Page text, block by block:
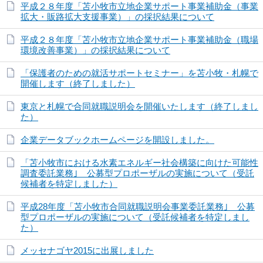
平成２８年度「苫小牧市立地企業サポート事業補助金（事業
拡大・販路拡大支援事業）」の採択結果について
平成２８年度「苫小牧市立地企業サポート事業補助金（職場
環境改善事業）」の採択結果について
「保護者のための就活サポートセミナー」を苫小牧・札幌で
開催します（終了しました）
東京と札幌で合同就職説明会を開催いたします（終了しまし
た）
企業データブックホームページを開設しました。
「苫小牧市における水素エネルギー社会構築に向けた可能性
調査委託業務｣ 公募型プロポーザルの実施について（受託
候補者を特定しました）
平成28年度「苫小牧市合同就職説明会事業委託業務｣ 公募
型プロポーザルの実施について（受託候補者を特定しまし
た）
メッセナゴヤ2015に出展しました